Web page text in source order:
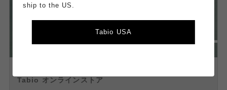
Tabio オンラインストア
ship to the US.
Tabio USA